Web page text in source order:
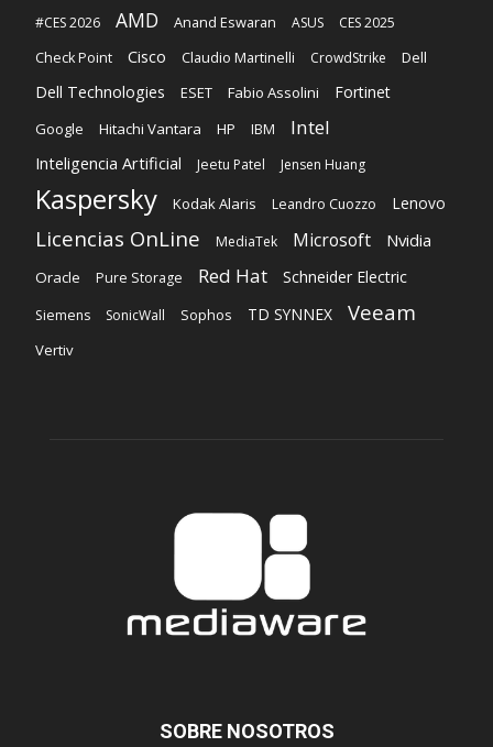
#CES 2026 AMD Anand Eswaran ASUS
CES 2025
Check Point
Cisco Claudio Martinelli CrowdStrike Dell
Dell Technologies ESET Fabio Assolini Fortinet
Google Hitachi Vantara HP IBM Intel
Inteligencia Artificial Jeetu Patel Jensen Huang
Kaspersky Kodak Alaris Leandro Cuozzo Lenovo
Licencias OnLine MediaTek Microsoft Nvidia
Oracle Pure Storage Red Hat Schneider Electric
Siemens SonicWall Sophos TD SYNNEX Veeam
Vertiv
SOBRE NOSOTROS